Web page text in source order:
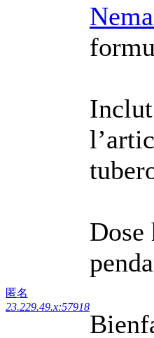
匿名
23.229.49.x:57918